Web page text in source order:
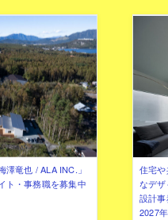
竜也 / ALA INC.」
ト・事務職を募集中
住宅
なデ
設計
2027